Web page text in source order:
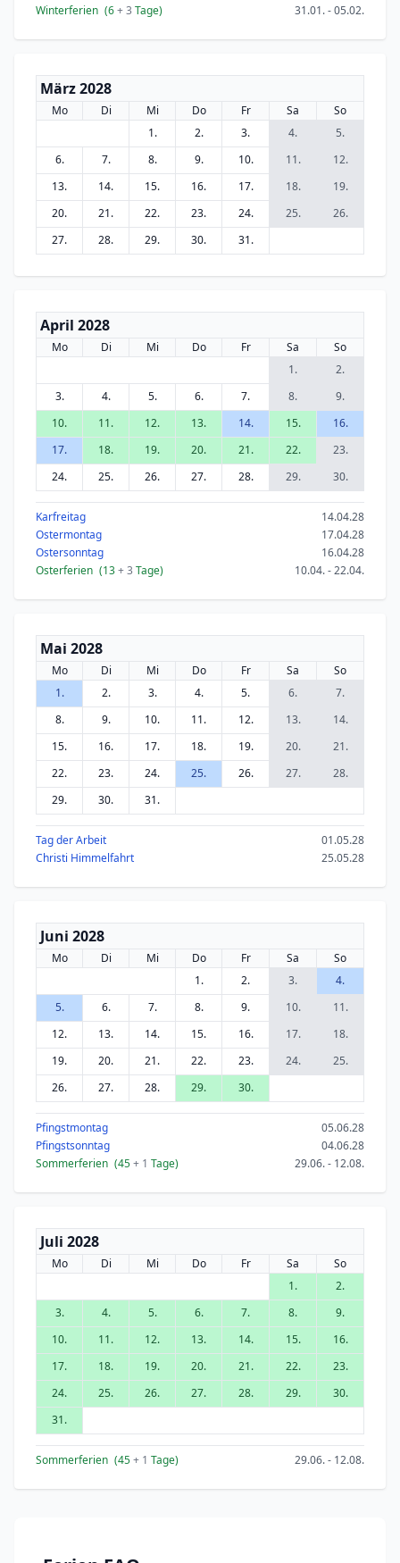
Winterferien (6+ 3 Tage) 31.01. - 05.02.
März 2028
Mo Di Mi Do Fr Sa
So
1.
2. 3. 4.
5.
6.
7. 8. 9. 10. 11.
12.
13.
14. 15. 16. 17. 18.
19.
20.
21. 22. 23. 24. 25.
26.
27.
28. 29. 30. 31.
April 2028
Mo Di Mi Do Fr Sa
So
1.
2.
3.
4. 5. 6. 7. 8.
9.
10.
11. 12. 13. 14. 15.
16.
17.
18. 19. 20. 21. 22.
23.
24.
25. 26. 27. 28. 29. 30.
Karfreitag
14.04.28
Ostermontag
17.04.28
Ostersonntag
16.04.28
Osterferien (13+ 3 Tage) 10.04. - 22.04.
Mai 2028
Mo Di Mi Do Fr Sa
So
1.
2. 3. 4. 5. 6.
7.
8.
9. 10. 11. 12. 13.
14.
15.
16. 17. 18. 19. 20.
21.
22.
23. 24. 25. 26. 27.
28.
29.
30. 31.
Tag der Arbeit
01.05.28
Christi Himmelfahrt
25.05.28
Juni 2028
Mo Di Mi Do Fr Sa
So
1.
2. 3.
4.
5.
6. 7. 8. 9. 10.
11.
12.
13. 14. 15. 16. 17.
18.
19.
20. 21. 22. 23. 24.
25.
26.
27. 28. 29. 30.
Pfingstmontag
05.06.28
Pfingstsonntag
04.06.28
Sommerferien (45+ 1 Tage) 29.06. - 12.08.
Juli 2028
Mo Di Mi Do Fr Sa
So
1.
2.
3.
4. 5. 6. 7. 8.
9.
10.
11. 12. 13. 14. 15.
16.
17.
18. 19. 20. 21. 22.
23.
24.
25. 26. 27. 28. 29.
30.
31.
Sommerferien (45+ 1 Tage) 29.06. - 12.08.